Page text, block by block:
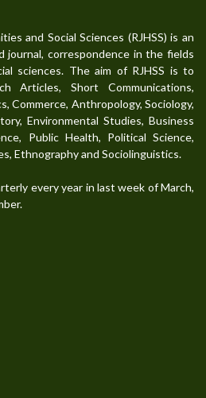
and Social Sciences (RJHSS) is an
journal, correspondence in the fields
sciences. The aim of RJHSS is to
Articles, Short Communications,
Commerce, Anthropology, Sociology,
Environmental Studies, Business
Public Health, Political Science,
Ethnography and Sociolinguistics.
every year in last week of March,